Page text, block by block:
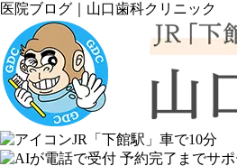
医院ブログ｜山口歯科クリニック
JR「下館駅」車で10分